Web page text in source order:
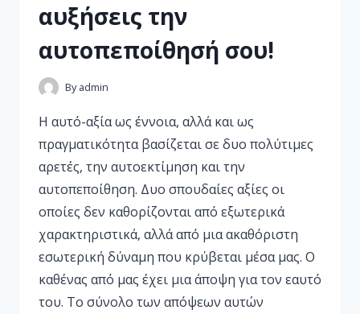
αυξήσεις την
αυτοπεποίθησή σου!
By admin
Η αυτό-αξία ως έννοια, αλλά και ως
πραγματικότητα βασίζεται σε δυο πολύτιμες
αρετές, την αυτοεκτίμηση και την
αυτοπεποίθηση. Δυο σπουδαίες αξίες οι
οποίες δεν καθορίζονται από εξωτερικά
χαρακτηριστικά, αλλά από μια ακαθόριστη
εσωτερική δύναμη που κρύβεται μέσα μας. Ο
καθένας από μας έχει μια άποψη για τον εαυτό
του. Το σύνολο των απόψεων αυτών